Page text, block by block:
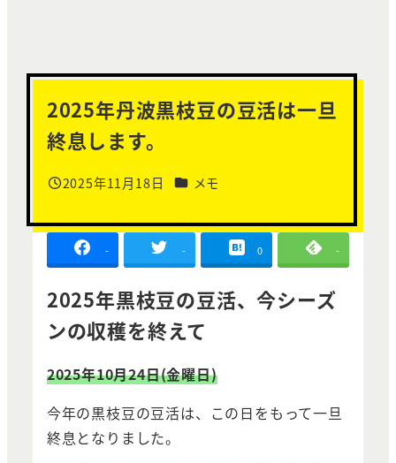
2025年丹波黒枝豆の豆活は一旦
終息します。
投稿日
2025年11月18日 カテゴリー
メモ
- - 0 -
2025年黒枝豆の豆活、今シーズ
ンの収穫を終えて
2025年10月24日(金曜日)
今年の黒枝豆の豆活は、この日をもって一旦
終息となりました。